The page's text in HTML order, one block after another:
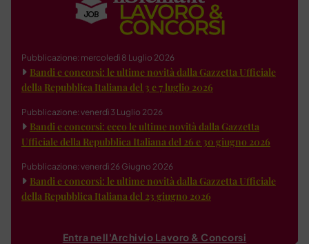
Pubblicazione: mercoledì 8 Luglio 2026
Bandi e concorsi: le ultime novità dalla Gazzetta Ufficiale
della Repubblica Italiana del 3 e 7 luglio 2026
Pubblicazione: venerdì 3 Luglio 2026
Bandi e concorsi: ecco le ultime novità dalla Gazzetta
Ufficiale della Repubblica Italiana del 26 e 30 giugno 2026
Pubblicazione: venerdì 26 Giugno 2026
Bandi e concorsi: le ultime novità dalla Gazzetta Ufficiale
della Repubblica Italiana del 23 giugno 2026
Entra nell'Archivio Lavoro & Concorsi